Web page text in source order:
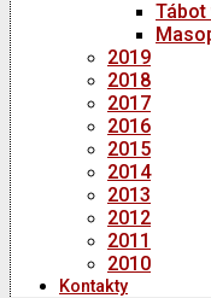
Tábot
2019
2018
2017
2016
2015
2014
2013
2012
2011
2010
Kontakty